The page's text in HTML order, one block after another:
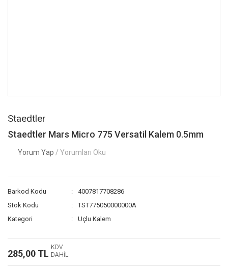
Staedtler
Staedtler Mars Micro 775 Versatil Kalem 0.5mm
Yorum Yap / Yorumları Oku
Barkod Kodu
4007817708286
Stok Kodu
TST775050000000A
Kategori
Uçlu Kalem
285,00 TL
KDV
DAHİL